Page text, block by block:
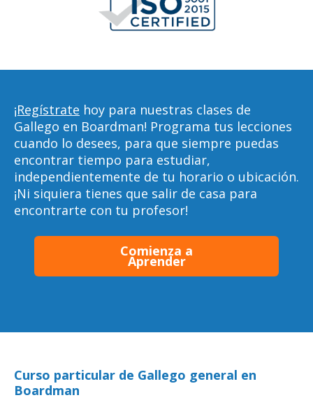
¡Regístrate hoy para nuestras clases de
Gallego en Boardman! Programa tus lecciones
cuando lo desees, para que siempre puedas
encontrar tiempo para estudiar,
independientemente de tu horario o ubicación.
¡Ni siquiera tienes que salir de casa para
encontrarte con tu profesor!
Comienza a
Aprender
Curso particular de Gallego general en
Boardman